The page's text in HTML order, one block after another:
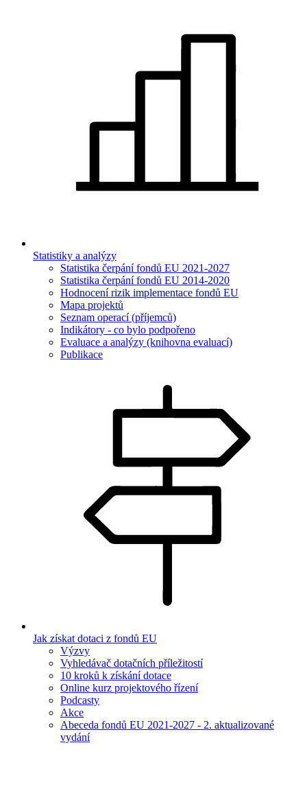
Statistiky a analýzy
Statistika čerpání fondů EU 2021-2027
Statistika čerpání fondů EU 2014-2020
Hodnocení rizik implementace fondů EU
Mapa projektů
Seznam operací (příjemců)
Indikátory - co bylo podpořeno
Evaluace a analýzy (knihovna evaluací)
Publikace
Jak získat dotaci z fondů EU
Výzvy
Vyhledávač dotačních příležitostí
10 kroků k získání dotace
Online kurz projektového řízení
Podcasty
Akce
Abeceda fondů EU 2021-2027 - 2. aktualizované
vydání